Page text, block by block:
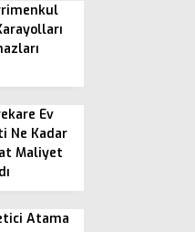
Ev
Ne Kadar
Maliyet
Atama